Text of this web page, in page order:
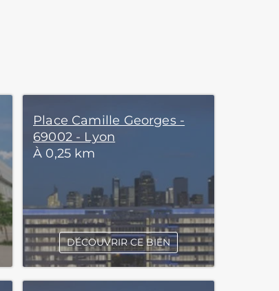
Place Camille Georges -
69002 - Lyon
À 0,25 km
DÉCOUVRIR CE BIEN